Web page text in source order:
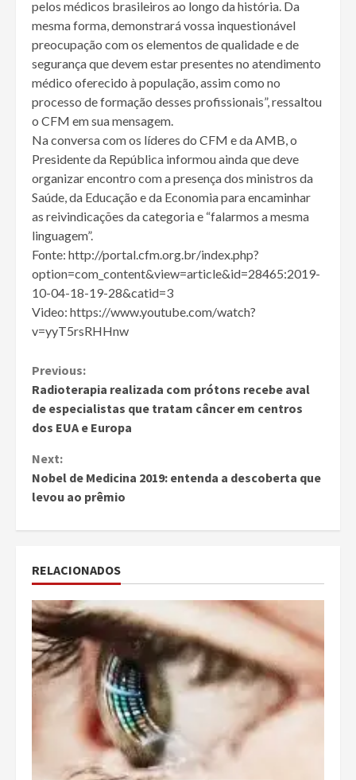
pelos médicos brasileiros ao longo da história. Da
mesma forma, demonstrará vossa inquestionável
preocupação com os elementos de qualidade e de
segurança que devem estar presentes no atendimento
médico oferecido à população, assim como no
processo de formação desses profissionais”, ressaltou
o CFM em sua mensagem.
Na conversa com os líderes do CFM e da AMB, o
Presidente da República informou ainda que deve
organizar encontro com a presença dos ministros da
Saúde, da Educação e da Economia para encaminhar
as reivindicações da categoria e “falarmos a mesma
linguagem”.
Fonte: http://portal.cfm.org.br/index.php?
option=com_content&view=article&id=28465:2019-
10-04-18-19-28&catid=3
Video: https://www.youtube.com/watch?
v=yyT5rsRHHnw
Continue
Reading
Previous:
Radioterapia realizada com prótons recebe aval
de especialistas que tratam câncer em centros
dos EUA e Europa
Next:
Nobel de Medicina 2019: entenda a descoberta que
levou ao prêmio
RELACIONADOS